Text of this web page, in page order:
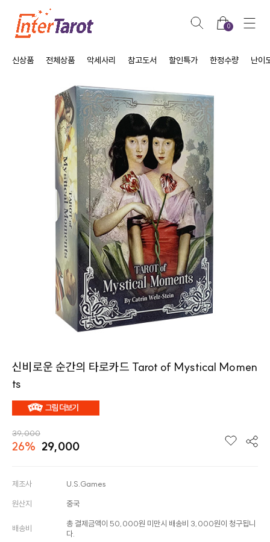
0
신상품 전체상품 악세사리 참고도서 할인특가 한정수량 난이
신비로운 순간의 타로카드 Tarot of Mystical Momen
ts
39,000
26% 29,000
제조사 U.S.Games
원산지 중국
배송비
총 결제금액이 50,000원 미만시 배송비 3,000원이 청구됩니
다.